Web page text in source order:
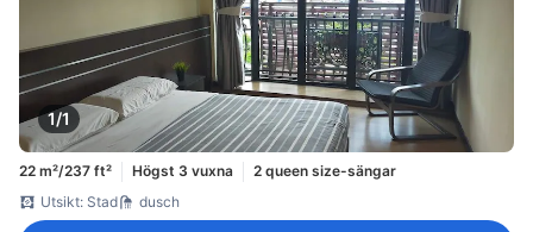
1/1
22 m²/237 ft² Högst 3 vuxna
2 queen size-sängar
Utsikt: Stad
dusch